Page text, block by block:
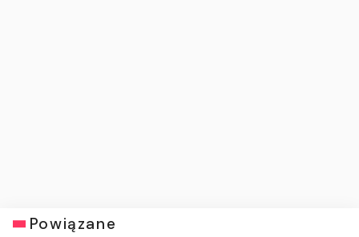
Powiązane